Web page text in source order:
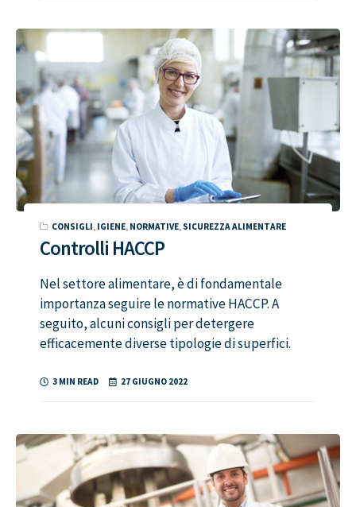
CONSIGLI, IGIENE, NORMATIVE, SICUREZZA ALIMENTARE
Controlli HACCP
Nel settore alimentare, è di fondamentale
importanza seguire le normative HACCP. A
seguito, alcuni consigli per detergere
efficacemente diverse tipologie di superfici.
3 MIN READ 27 GIUGNO 2022